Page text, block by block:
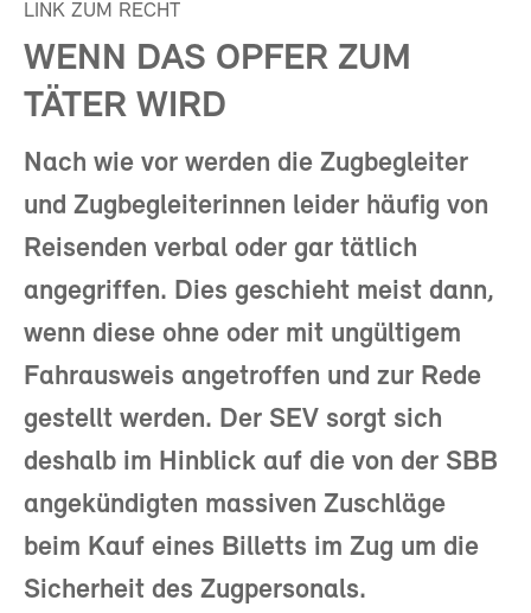
LINK ZUM RECHT
WENN DAS OPFER ZUM
TÄTER WIRD
Nach wie vor werden die Zugbegleiter
und Zugbegleiterinnen leider häufig von
Reisenden verbal oder gar tätlich
angegriffen. Dies geschieht meist dann,
wenn diese ohne oder mit ungültigem
Fahrausweis angetroffen und zur Rede
gestellt werden. Der SEV sorgt sich
deshalb im Hinblick auf die von der SBB
angekündigten massiven Zuschläge
beim Kauf eines Billetts im Zug um die
Sicherheit des Zugpersonals.